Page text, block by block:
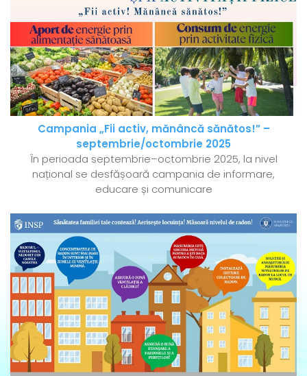
Campania „Fii activ, mănâncă sănătos!” –
septembrie/octombrie 2025
În perioada septembrie–octombrie 2025, la nivel
național se desfășoară campania de informare,
educare și comunicare